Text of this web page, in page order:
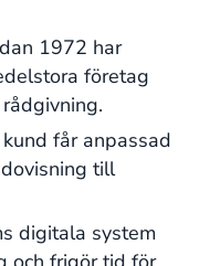
1972 har
företag
får anpassad
till
digitala system